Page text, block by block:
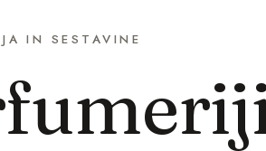
IN SESTAVINE